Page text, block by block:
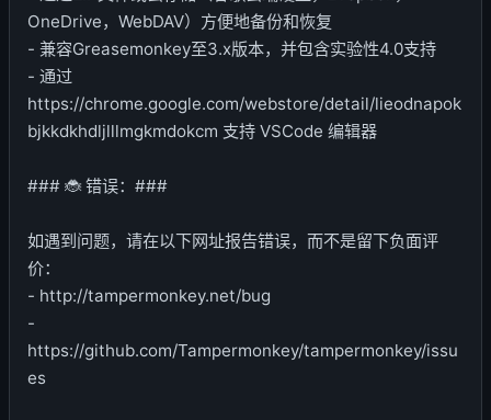
OneDrive，WebDAV）方便地备份和恢复
- 兼容Greasemonkey至3.x版本，并包含实验性4.0支持
- 通过
https://chrome.google.com/webstore/detail/lieodnapok
bjkkdkhdljlllmgkmdokcm 支持 VSCode 编辑器
### 🐞 错误：###
如遇到问题，请在以下网址报告错误，而不是留下负面评
价：
- http://tampermonkey.net/bug
-
https://github.com/Tampermonkey/tampermonkey/issu
es